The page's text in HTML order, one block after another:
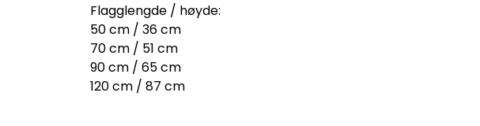
Flagglengde / høyde:
50 cm / 36 cm
70 cm / 51 cm
90 cm / 65 cm
120 cm / 87 cm